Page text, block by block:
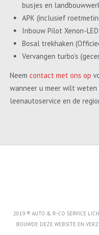
busjes en
APK (inclusief
Inbouw Pilot Xenon-
Bosal trekhaken
Vervangen turbo’s
Neem contact met ons op
wanneer u meer wilt weten
leenautoservice en de
2019 ® AUTO & R-CO SERVICE
BOUWDE DEZE WEBSITE EN